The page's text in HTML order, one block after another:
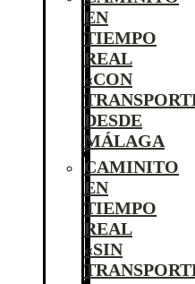
EN
TIEMPO
REAL
«CON
DESDE
MÁLAGA
CAMINITO
EN
TIEMPO
REAL
«SIN